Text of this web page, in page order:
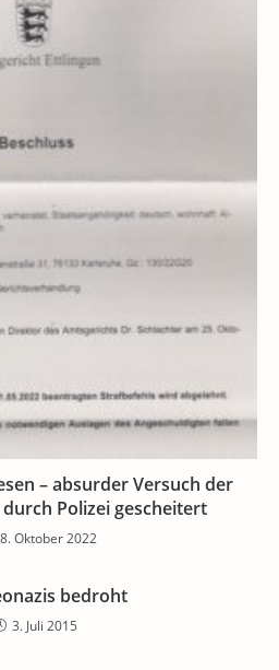
– absurder Versuch der
Polizei gescheitert
Oktober 2022
bedroht
3. Juli 2015